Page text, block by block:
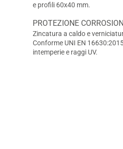
e profili 60x40 mm.
PROTEZIONE
Zincatura a caldo e
Conforme UNI EN
intemperie e raggi UV.